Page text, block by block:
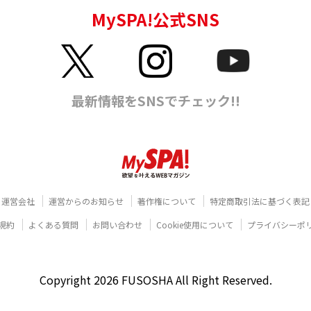
運営会社 運営からのお知らせ 著作権について
特定商取引法に基づく表記
約
よくある質問 お問い合わせ Cookie使用について プライバシーポ
Copyright 2026 FUSOSHA All Right Reserved.